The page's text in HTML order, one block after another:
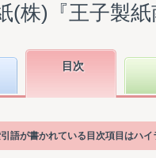
(株)『王子製
目次
語が書かれている目次項目はハイ